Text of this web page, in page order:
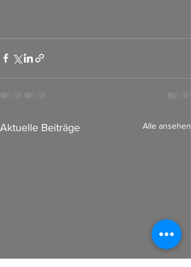
Aktuelle Beiträge Alle ansehen